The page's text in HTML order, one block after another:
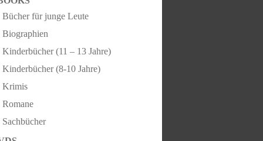
Bücher für junge Leute
Biographien
Kinderbücher (11 – 13 Jahre)
Kinderbücher (8-10 Jahre)
Krimis
Romane
Sachbücher